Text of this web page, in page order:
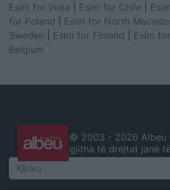
Esim for India
Esim for Chile
for Poland
Esim for North
Sweden
Esim for Finland Esim
Belgium
© 2003 - 2026 Albeu
gjitha të drejtat janë
Search